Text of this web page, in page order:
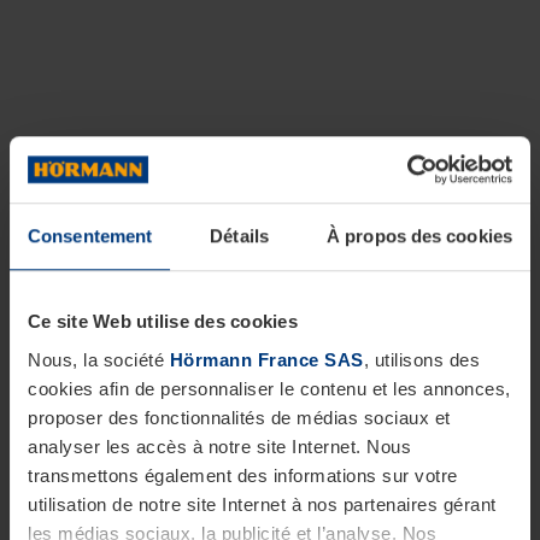
Consentement Détails À propos des cookies
Ce site Web utilise des cookies
Nous, la société Hörmann France SAS, utilisons des
cookies afin de personnaliser le contenu et les annonces,
proposer des fonctionnalités de médias sociaux et
analyser les accès à notre site Internet. Nous
transmettons également des informations sur votre
utilisation de notre site Internet à nos partenaires gérant
les médias sociaux, la publicité et l’analyse. Nos